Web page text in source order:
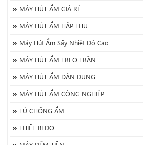
MÁY HÚT ẨM GIÁ RẺ
MÁY HÚT ẨM HẤP THỤ
Máy Hút Ẩm Sấy Nhiệt Độ Cao
MÁY HÚT ẨM TREO TRẦN
MÁY HÚT ẨM DÂN DỤNG
MÁY HÚT ẨM CÔNG NGHIỆP
TỦ CHỐNG ẨM
THIẾT BỊ ĐO